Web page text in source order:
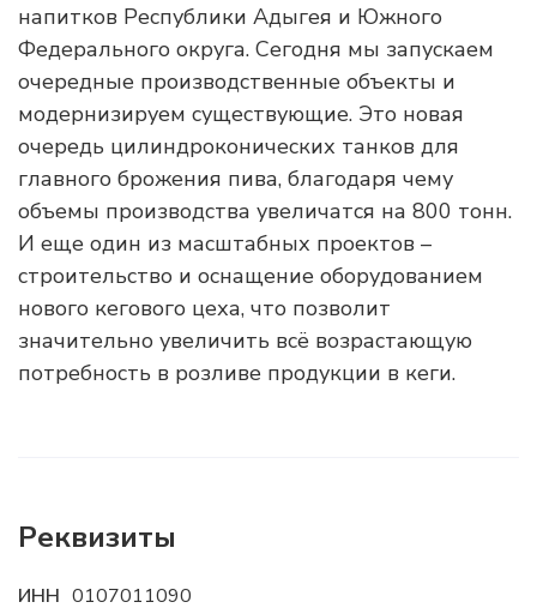
напитков Республики Адыгея и Южного
Федерального округа. Сегодня мы запускаем
очередные производственные объекты и
модернизируем существующие. Это новая
очередь цилиндроконических танков для
главного брожения пива, благодаря чему
объемы производства увеличатся на 800 тонн.
И еще один из масштабных проектов –
строительство и оснащение оборудованием
нового кегового цеха, что позволит
значительно увеличить всё возрастающую
потребность в розливе продукции в кеги.
Реквизиты
ИНН 0107011090